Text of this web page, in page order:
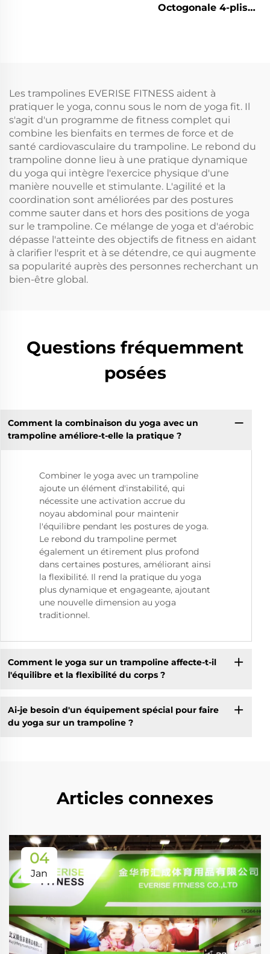
Octogonale 4-plis
Les trampolines EVERISE FITNESS aident à
pratiquer le yoga, connu sous le nom de yoga fit. Il
s'agit d'un programme de fitness complet qui
combine les bienfaits en termes de force et de
santé cardiovasculaire du trampoline. Le rebond du
trampoline donne lieu à une pratique dynamique
du yoga qui intègre l'exercice physique d'une
manière nouvelle et stimulante. L'agilité et la
coordination sont améliorées par des postures
comme sauter dans et hors des positions de yoga
sur le trampoline. Ce mélange de yoga et d'aérobic
dépasse l'atteinte des objectifs de fitness en aidant
à clarifier l'esprit et à se détendre, ce qui augmente
sa popularité auprès des personnes recherchant un
bien-être global.
Questions fréquemment
posées
Comment la combinaison du yoga avec un
trampoline améliore-t-elle la pratique ?
Combiner le yoga avec un trampoline
ajoute un élément d'instabilité, qui
nécessite une activation accrue du
noyau abdominal pour maintenir
l'équilibre pendant les postures de yoga.
Le rebond du trampoline permet
également un étirement plus profond
dans certaines postures, améliorant ainsi
la flexibilité. Il rend la pratique du yoga
plus dynamique et engageante, ajoutant
une nouvelle dimension au yoga
traditionnel.
Comment le yoga sur un trampoline affecte-t-il
l'équilibre et la flexibilité du corps ?
Ai-je besoin d'un équipement spécial pour faire
du yoga sur un trampoline ?
Articles connexes
04
Jan